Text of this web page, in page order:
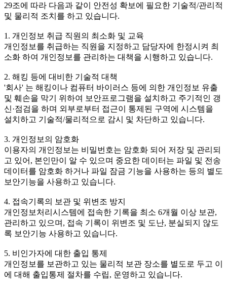
29조에 따라 다음과 같이 안전성 확보에 필요한 기술적/관리적
및 물리적 조치를 하고 있습니다.
1. 개인정보 취급 직원의 최소화 및 교육
개인정보를 취급하는 직원을 지정하고 담당자에 한정시켜 최
소화 하여 개인정보를 관리하는 대책을 시행하고 있습니다.
2. 해킹 등에 대비한 기술적 대책
'회사' 는 해킹이나 컴퓨터 바이러스 등에 의한 개인정보 유출
및 훼손을 막기 위하여 보안프로그램을 설치하고 주기적인 갱
신·점검을 하며 외부로부터 접근이 통제된 구역에 시스템을
설치하고 기술적/물리적으로 감시 및 차단하고 있습니다.
3. 개인정보의 암호화
이용자의 개인정보는 비밀번호는 암호화 되어 저장 및 관리되
고 있어, 본인만이 알 수 있으며 중요한 데이터는 파일 및 전송
데이터를 암호화 하거나 파일 잠금 기능을 사용하는 등의 별도
보안기능을 사용하고 있습니다.
4. 접속기록의 보관 및 위변조 방지
개인정보처리시스템에 접속한 기록을 최소 6개월 이상 보관,
관리하고 있으며, 접속 기록이 위변조 및 도난, 분실되지 않도
록 보안기능 사용하고 있습니다.
5. 비인가자에 대한 출입 통제
개인정보를 보관하고 있는 물리적 보관 장소를 별도로 두고 이
에 대해 출입통제 절차를 수립, 운영하고 있습니다.